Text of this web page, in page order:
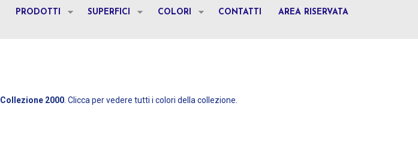
PRODOTTI SUPERFICI COLORI CONTATTI AREA RISERVATA
Collezione 2000. Clicca per vedere tutti i colori della collezione.